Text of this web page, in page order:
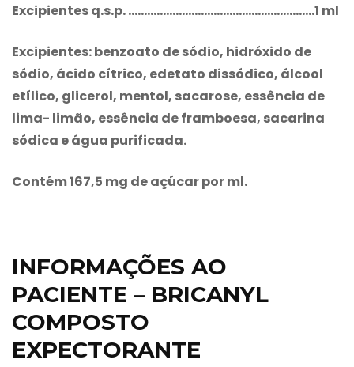
Excipientes q.s.p. …………………………………………………..1 ml
Excipientes: benzoato de sódio, hidróxido de
sódio, ácido cítrico, edetato dissódico, álcool
etílico, glicerol, mentol, sacarose, essência de
lima- limão, essência de framboesa, sacarina
sódica e água purificada.
Contém 167,5 mg de açúcar por ml.
INFORMAÇÕES AO
PACIENTE – BRICANYL
COMPOSTO
EXPECTORANTE